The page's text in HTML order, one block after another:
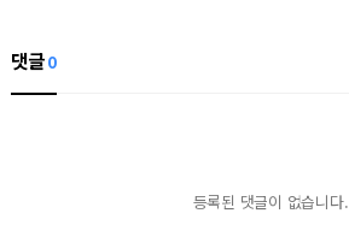
댓글0
등록된 댓글이 없습니다.